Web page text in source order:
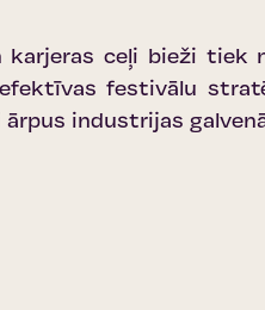
ceļi bieži tiek
festivālu
industrijas